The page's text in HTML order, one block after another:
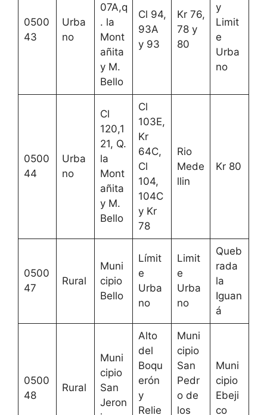
0500
43
Urba
no
07A,q
. la
Mont
añita
y M.
Bello
Cl 94,
93A
y 93
Kr 76,
78 y
80
y
Limit
e
Urba
no
0500
44
Urba
no
Cl
120,1
21, Q.
la
Mont
añita
y M.
Bello
Cl
103E,
Kr
64C,
Cl
104,
104C
y Kr
78
Rio
Mede
llin
Kr 80
0500
47
Rural
Muni
cipio
Bello
Límit
e
Urba
no
Limit
e
Urba
no
Queb
rada
la
Iguan
á
0500
48
Rural
Muni
cipio
San
Jeron
Alto
del
Boqu
erón
y
Relie
Muni
cipio
San
Pedr
o de
los
Muni
cipio
Ebeji
co